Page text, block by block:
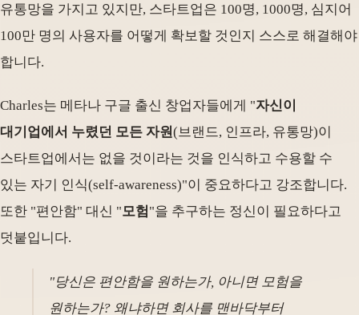
유통망을 가지고 있지만, 스타트업은 100명, 1000명, 심지어
100만 명의 사용자를 어떻게 확보할 것인지 스스로 해결해야
합니다.
Charles는 메타나 구글 출신 창업자들에게 "자신이
대기업에서 누렸던 모든 자원(브랜드, 인프라, 유통망)이
스타트업에서는 없을 것이라는 것을 인식하고 수용할 수
있는 자기 인식(self-awareness)"이 중요하다고 강조합니다.
또한 "편안함" 대신 "모험"을 추구하는 정신이 필요하다고
덧붙입니다.
"당신은 편안함을 원하는가, 아니면 모험을
원하는가? 왜냐하면 회사를 맨바닥부터